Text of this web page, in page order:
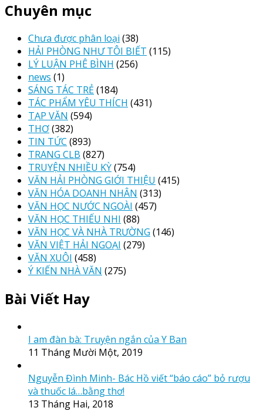
Chuyên mục
Chưa được phân loại (38)
HẢI PHÒNG NHƯ TÔI BIẾT (115)
LÝ LUẬN PHÊ BÌNH (256)
news (1)
SÁNG TÁC TRẺ (184)
TÁC PHẨM YÊU THÍCH (431)
TẠP VĂN (594)
THƠ(382)
TIN TỨC (893)
TRANG CLB (827)
TRUYỆN NHIỀU KỲ(754)
VĂN HẢI PHÒNG GIỚI THIỆU (415)
VĂN HÓA DOANH NHÂN (313)
VĂN HỌC NƯỚC NGOÀI (457)
VĂN HỌC THIẾU NHI (88)
VĂN HỌC VÀ NHÀ TRƯỜNG (146)
VĂN VIỆT HẢI NGOẠI (279)
VĂN XUÔI (458)
Ý KIẾN NHÀ VĂN (275)
Bài Viết Hay
I am đàn bà: Truyện ngắn của Y Ban
11 Tháng Mười Một, 2019
Nguyễn Đình Minh- Bác Hồ viết “báo cáo” bỏ rượu
và thuốc lá…bằng thơ!
13 Tháng Hai, 2018